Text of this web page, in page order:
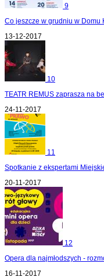
9
Co jeszcze w grudniu w Domu
13-12-2017
10
TEATR REMUS zaprasza na
24-11-2017
11
Spotkanie z ekspertami
20-11-2017
12
Opera dla najmłodszych -
16-11-2017